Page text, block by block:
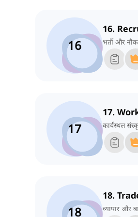
16
16.
भर्ती और
17
17.
कार्यस्थल
18
18.
व्यापार और